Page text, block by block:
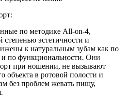
по методике All-on-4,
степенью эстетичности и
к натуральным зубам как по
по функциональности. Они
при ношении, не вызывают
объекта в ротовой полости и
без проблем жевать пищу,